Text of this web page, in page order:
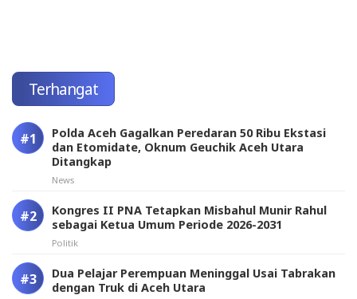
Terhangat
Polda Aceh Gagalkan Peredaran 50 Ribu Ekstasi
dan Etomidate, Oknum Geuchik Aceh Utara
Ditangkap
News
Kongres II PNA Tetapkan Misbahul Munir Rahul
sebagai Ketua Umum Periode 2026-2031
Politik
Dua Pelajar Perempuan Meninggal Usai Tabrakan
dengan Truk di Aceh Utara